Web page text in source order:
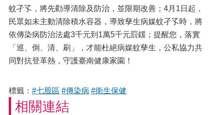
蚊孑孓，將先勸導清除及防治，並限期改善；4月1日起，
民眾如未主動清除積水容器，導致孳生病媒蚊孑孓時，將
依傳染病防治法處3千元到1萬5千元罰鍰；提醒您，落實
「巡、倒、清、刷」，才能杜絕病媒蚊孳生，公私協力共
同對抗登革熱，守護臺南健康家園！
標籤： #七股區 #傳染病 #衛生保健
相關連結